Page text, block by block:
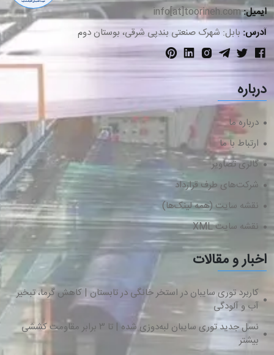
ایمیل:info[at]toorineh.com
آدرس: بابل: شهرک صنعتی بندپی شرقی، بوستان دوم
درباره
درباره ما
ارتباط با ما
گالری تصاویر
شرکت‌های طرف قرارداد
نقشه سایت (همه لینک‌ها)
نقشه سایت XML
اخبار و مقالات
کاربرد توری سایبان در استخر خانگی در تابستان | کاهش گرما، تبخیر
آب و آلودگی
نسل جدید توری سایبان لبه‌دوزی شده | تا ۳ برابر مقاومت کششی
بیشتر